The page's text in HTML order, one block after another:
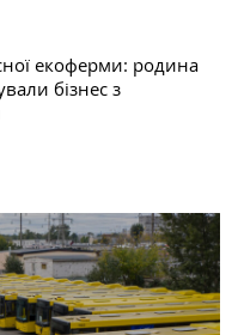
екоферми: родина
бізнес з